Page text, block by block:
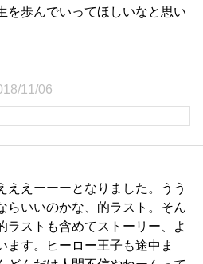
を歩んでいってほしいなと思い
11/06
ええーーーとなりました。うう
らいいのかな、的ラスト。そん
ラストも含めてストーリー、よ
ます。ヒーロー王子も途中ま